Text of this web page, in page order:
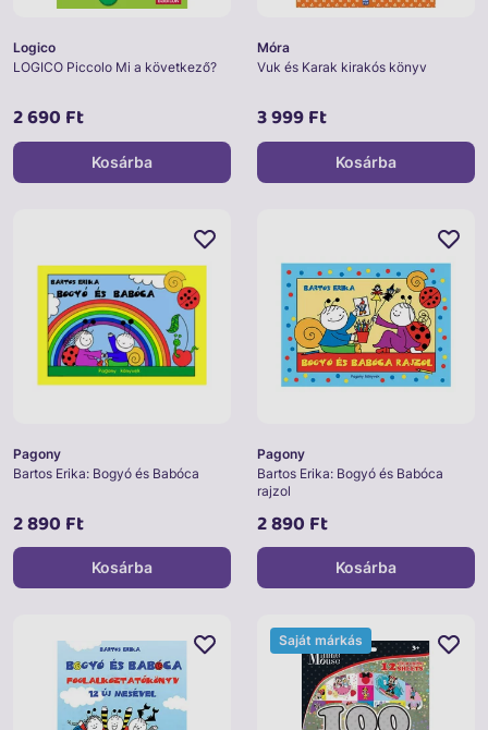
Logico
LOGICO Piccolo Mi a következő?
2 690 Ft
Kosárba
Móra
Vuk és Karak kirakós könyv
3 999 Ft
Kosárba
Pagony
Bartos Erika: Bogyó és Babóca
2 890 Ft
Kosárba
Pagony
Bartos Erika: Bogyó és Babóca
rajzol
2 890 Ft
Kosárba
Saját márkás